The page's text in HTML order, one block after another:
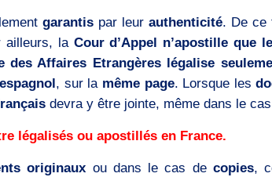
garantispar leur authenticité. De ce
ailleurs, la Cour d’Appel n’apostille que
des Affaires Etrangères légalise
, sur la même page. Lorsque les
devra y être jointe, même dans le cas
légalisés ou apostillés en France.
originaux ou dans le cas de copies,